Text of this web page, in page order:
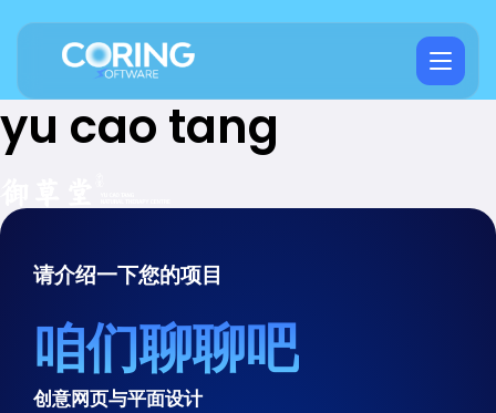
yu cao tang
请介绍一下您的项目
咱们聊聊吧
创意网页与平面设计